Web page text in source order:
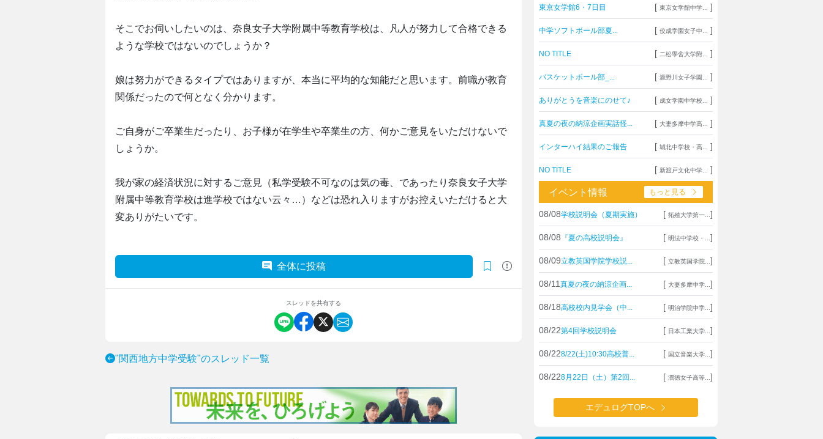
そこでお伺いしたいのは、奈良女子大学附属中等教育学校は、凡人が努力して合格できる
ような学校ではないのでしょうか？
娘は努力ができるタイプではありますが、本当に平均的な知能だと思います。前職が教育
関係だったので何となく分かります。
ご自身がご卒業生だったり、お子様が在学生や卒業生の方、何かご意見をいただけないで
しょうか。
我が家の経済状況に対するご意見（私学受験不可なのは気の毒、であったり奈良女子大学
附属中等教育学校は進学校ではない云々…）などは恐れ入りますがお控えいただけると大
変ありがたいです。
全体に投稿
スレッドを共有する
"関西地方中学受験"のスレッド一覧
東京女学館6・7日目 [ 東京女学館中学... ]
中学ソフトボール部夏... [ 佼成学園女子中... ]
NO TITLE [ 二松學舍大学附... ]
バスケットボール部_... [ 瀧野川女子学園... ]
ありがとうを音楽にのせて♪ [ 成女学園中学校... ]
真夏の夜の納涼企画実話怪... [ 大妻多摩中学高... ]
インターハイ結果のご報告 [ 城北中学校・高... ]
NO TITLE [ 新渡戸文化中学... ]
イベント情報 もっと見る
08/08学校説明会（夏期実施） [ 拓殖大学第一... ]
08/08 『夏の高校説明会』 [ 明法中学校・... ]
08/09立教英国学院学校説... [ 立教英国学院... ]
08/11 真夏の夜の納涼企画... [ 大妻多摩中学... ]
08/18高校校内見学会（中... [ 明治学院中学... ]
08/22第4回学校説明会 [ 日本工業大学... ]
08/228/22(土)10:30高校普... [ 国立音楽大学... ]
08/228月22日（土）第2回... [ 潤徳女子高等... ]
エデュログTOPへ